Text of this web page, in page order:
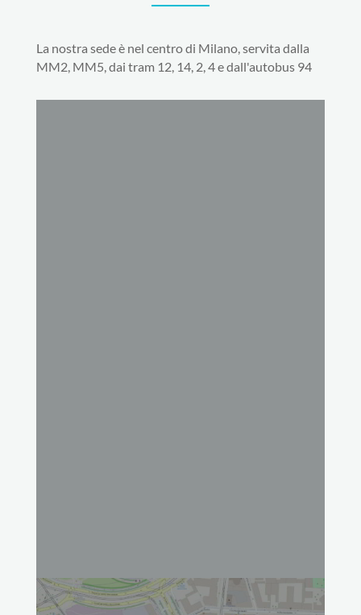
La nostra sede è nel centro di Milano, servita dalla
MM2, MM5, dai tram 12, 14, 2, 4 e dall'autobus 94